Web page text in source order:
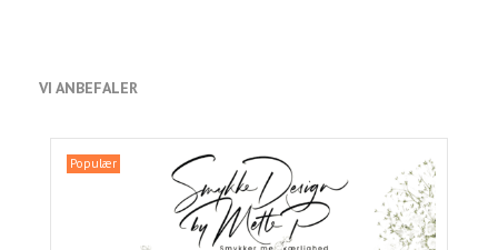
VI ANBEFALER
Populær